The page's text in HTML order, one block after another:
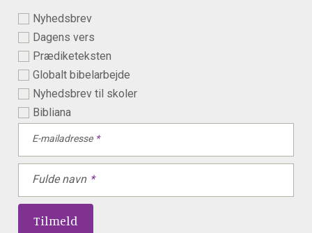
Nyhedsbrev
Dagens vers
Prædiketeksten
Globalt bibelarbejde
Nyhedsbrev til skoler
Bibliana
E-mailadresse
Fulde navn